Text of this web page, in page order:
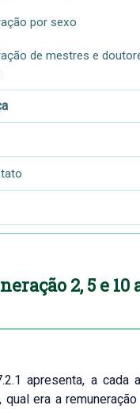
por sexo
de mestres e
2, 5 e 10
apresenta, a cada
qual era a